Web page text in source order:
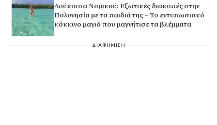
Δούκισσα Νομικού: Εξωτικές διακοπές στην
Πολυνησία με τα παιδιά της – Το εντυπωσιακό
κόκκινο μαγιό που μαγνήτισε τα βλέμματα
ΔΙΑΦΗΜΙΣΗ